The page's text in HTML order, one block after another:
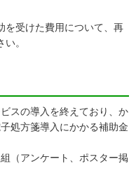
受けた費用について、再
。
スの導入を終えており、か
処方箋導入にかかる補助金
（アンケート、ポスター掲